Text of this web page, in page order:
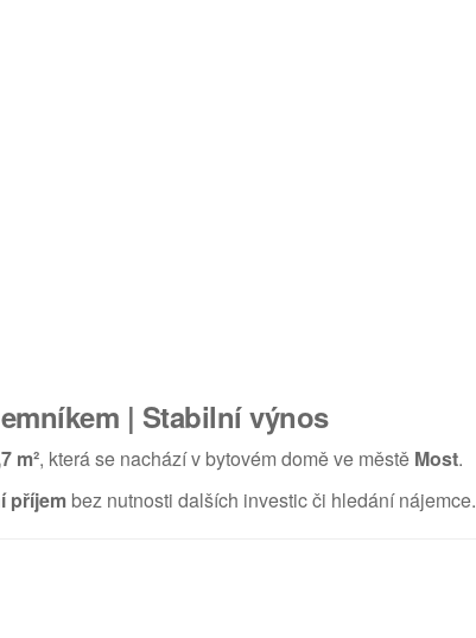
| Stabilní výnos
m², která se nachází v bytovém domě ve městě Most.
příjem bez nutnosti dalších investic či hledání nájemce.